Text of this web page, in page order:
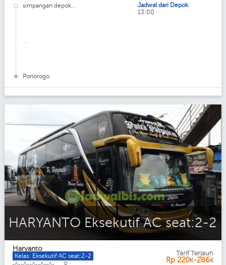
simpangan depok...
Ponorogo
Jadwal dari Depok:
13:00
HARYANTO Eksekutif AC seat:2-2
Haryanto
Kelas: Eksekutif AC seat:2-2
0
Tarif Terjauh
Rp 220K-286K